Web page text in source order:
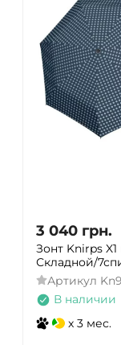
3 040 грн.
Зонт Knirps
Складной/
Артикул
В наличии
x 3 мес.